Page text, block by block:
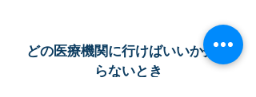
どの医療機関に行けばいいか分か
らないとき